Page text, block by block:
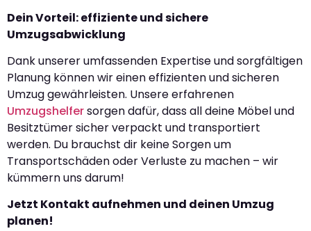
Dein Vorteil: effiziente und sichere
Umzugsabwicklung
Dank unserer umfassenden Expertise und sorgfältigen
Planung können wir einen effizienten und sicheren
Umzug gewährleisten. Unsere erfahrenen
Umzugshelfersorgen dafür, dass all deine Möbel und
Besitztümer sicher verpackt und transportiert
werden. Du brauchst dir keine Sorgen um
Transportschäden oder Verluste zu machen – wir
kümmern uns darum!
Jetzt Kontakt aufnehmen und deinen Umzug
planen!